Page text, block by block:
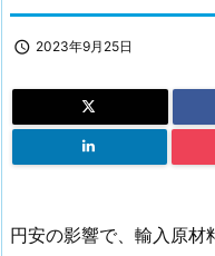
 2023年9月25日
円安の影響で、輸入原材